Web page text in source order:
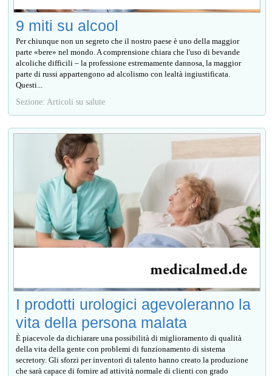
9 miti su alcool
Per chiunque non un segreto che il nostro paese è uno della maggior
parte «bere» nel mondo. A comprensione chiara che l'uso di bevande
alcoliche difficili – la professione estremamente dannosa, la maggior
parte di russi appartengono ad alcolismo con lealtà ingiustificata.
Questi...
Sezione: Articoli su salute
I prodotti urologici agevoleranno la
vita della persona malata
È piacevole da dichiarare una possibilità di miglioramento di qualità
della vita della gente con problemi di funzionamento di sistema
secretory. Gli sforzi per inventori di talento hanno creato la produzione
che sarà capace di fornire ad attività normale di clienti con grado